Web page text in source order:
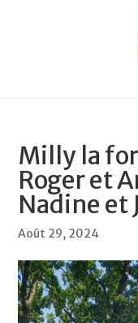
Milly la
Roger et
Nadine et
Août 29, 2024